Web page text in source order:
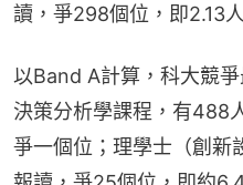
讀，爭298個位，即2.13
以Band A計算，科大競
決策分析學課程，有488
爭一個位；理學士（創新